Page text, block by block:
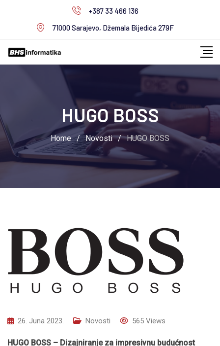
+387 33 466 136
71000 Sarajevo, Džemala Bijedića 279F
HUGO BOSS
Home / Novosti / HUGO BOSS
26. Juna 2023. Novosti 565 Views
HUGO BOSS – Dizajniranje za impresivnu budućnost